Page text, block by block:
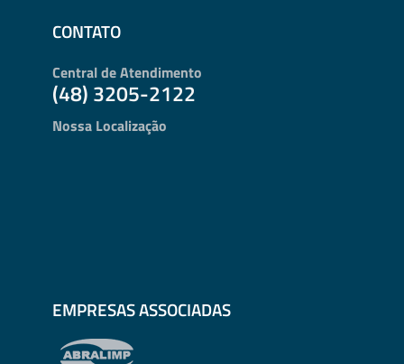
CONTATO
Central de Atendimento
(48) 3205-2122
Nossa Localização
EMPRESAS ASSOCIADAS